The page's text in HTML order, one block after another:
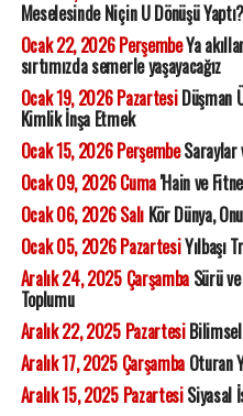
Meselesinde Niçin U Dönüşü Yaptı?
Ocak 22, 2026 PerşembeYa
sırtımızda semerle yaşayacağız
Ocak 19, 2026 PazartesiDüşman
Kimlik İnşa Etmek
Ocak 15, 2026 PerşembeSaraylar
Ocak 09, 2026 Cuma'Hain ve
Ocak 06, 2026 SalıKör Dünya,
Ocak 05, 2026 PazartesiYılbaşı
Aralık 24, 2025 ÇarşambaSürü
Toplumu
Aralık 22, 2025 PazartesiBilimsel
Aralık 17, 2025 ÇarşambaOturan
Aralık 15, 2025 PazartesiSiyasal